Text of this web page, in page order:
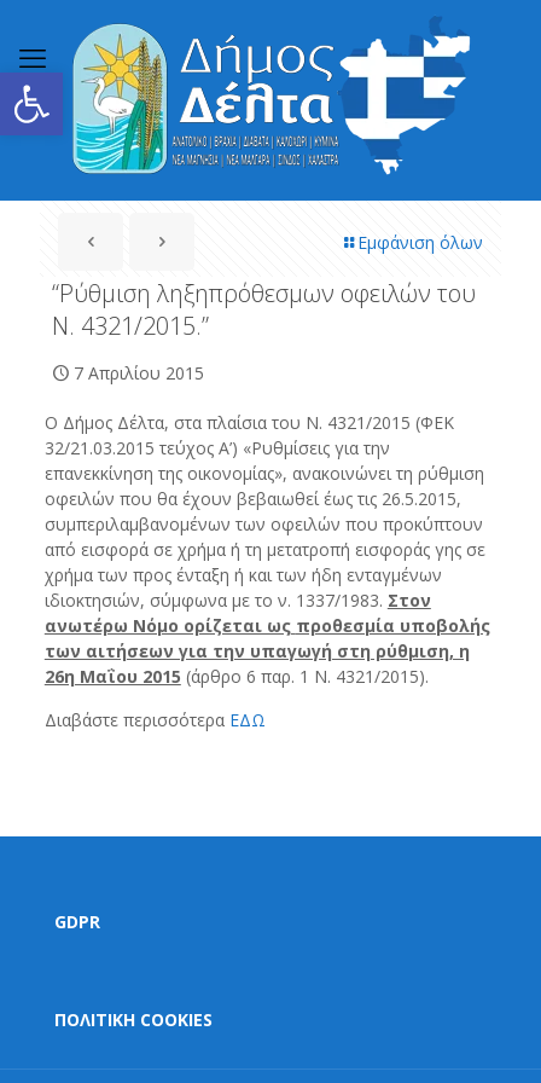
Ανοίξτε τη γραμμή εργαλείων
Εμφάνιση όλων
“Ρύθμιση ληξηπρόθεσμων οφειλών του
Ν. 4321/2015.”
7 Απριλίου 2015
Ο Δήμος Δέλτα, στα πλαίσια του Ν. 4321/2015 (ΦΕΚ
32/21.03.2015 τεύχος Α’) «Ρυθμίσεις για την
επανεκκίνηση της οικονομίας», ανακοινώνει τη ρύθμιση
οφειλών που θα έχουν βεβαιωθεί έως τις 26.5.2015,
συμπεριλαμβανομένων των οφειλών που προκύπτουν
από εισφορά σε χρήμα ή τη μετατροπή εισφοράς γης σε
χρήμα των προς ένταξη ή και των ήδη ενταγμένων
ιδιοκτησιών, σύμφωνα με το ν. 1337/1983. Στον
ανωτέρω Νόμο ορίζεται ως προθεσμία υποβολής
των αιτήσεων για την υπαγωγή στη ρύθμιση, η
26η Μαΐου 2015 (άρθρο 6 παρ. 1 Ν. 4321/2015).
Διαβάστε περισσότερα ΕΔΩ
GDPR
ΠΟΛΙΤΙΚΗ COOKIES